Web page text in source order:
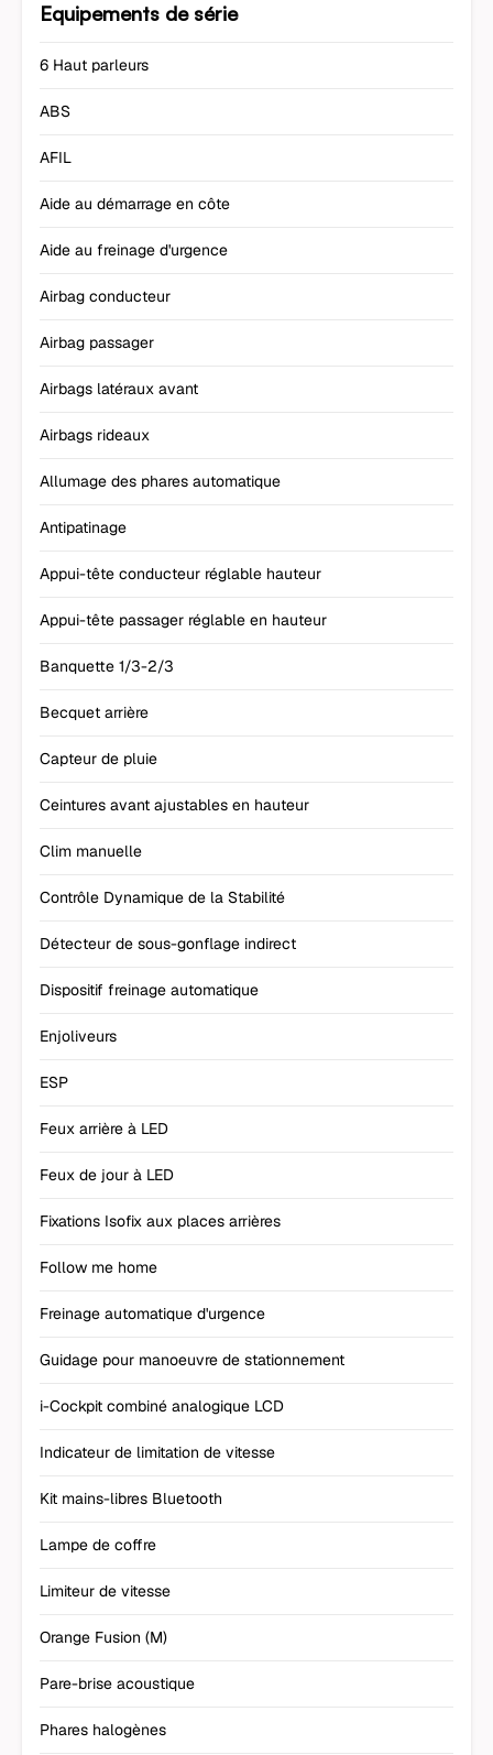
Equipements de série
6 Haut parleurs
ABS
AFIL
Aide au démarrage en côte
Aide au freinage d'urgence
Airbag conducteur
Airbag passager
Airbags latéraux avant
Airbags rideaux
Allumage des phares automatique
Antipatinage
Appui-tête conducteur réglable hauteur
Appui-tête passager réglable en hauteur
Banquette 1/3-2/3
Becquet arrière
Capteur de pluie
Ceintures avant ajustables en hauteur
Clim manuelle
Contrôle Dynamique de la Stabilité
Détecteur de sous-gonflage indirect
Dispositif freinage automatique
Enjoliveurs
ESP
Feux arrière à LED
Feux de jour à LED
Fixations Isofix aux places arrières
Follow me home
Freinage automatique d'urgence
Guidage pour manoeuvre de stationnement
i-Cockpit combiné analogique LCD
Indicateur de limitation de vitesse
Kit mains-libres Bluetooth
Lampe de coffre
Limiteur de vitesse
Orange Fusion (M)
Pare-brise acoustique
Phares halogènes